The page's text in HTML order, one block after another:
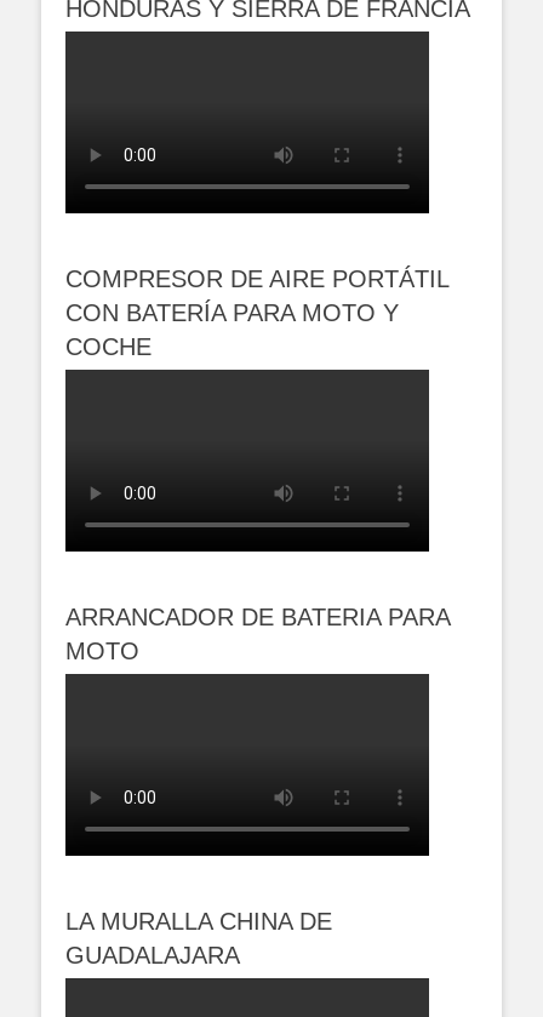
HONDURAS Y SIERRA DE FRANCIA
COMPRESOR DE AIRE PORTÁTIL
CON BATERÍA PARA MOTO Y
COCHE
ARRANCADOR DE BATERIA PARA
MOTO
LA MURALLA CHINA DE
GUADALAJARA